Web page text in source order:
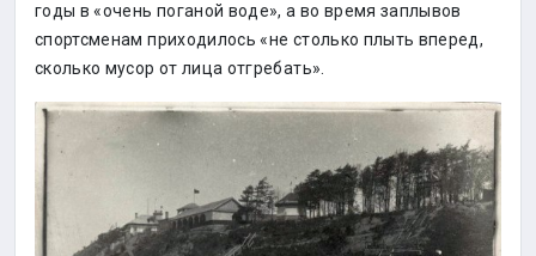
годы в «очень поганой воде», а во время заплывов
спортсменам приходилось «не столько плыть вперед,
сколько мусор от лица отгребать».